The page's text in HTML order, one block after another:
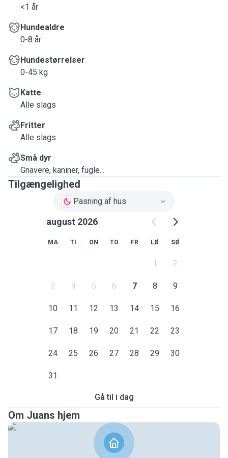
<1 år
Hundealdre
0-8 år
Hundestørrelser
0-45 kg
Katte
Alle slags
Fritter
Alle slags
Små dyr
Gnavere, kaniner, fugle...
Tilgængelighed
Pasning af hus
august 2026
MA TI ON TO FR LØ SØ
1 2
3 4 5 6 7 8 9
10 11 12 13 14 15 16
17 18 19 20 21 22 23
24 25 26 27 28 29 30
31
Gå til i dag
Om Juans hjem